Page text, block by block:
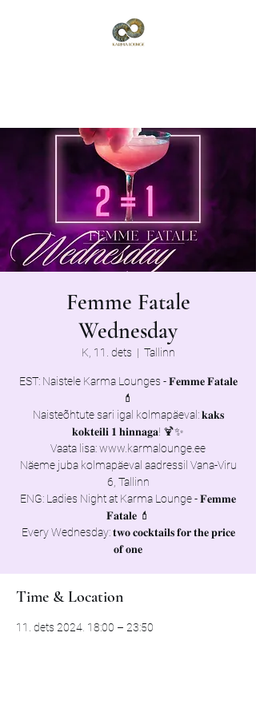
Femme Fatale
Wednesday
K, 11. dets
  |
Tallinn
EST: Naistele Karma Lounges - 𝐅𝐞𝐦𝐦𝐞 𝐅𝐚𝐭𝐚𝐥𝐞
💄
Naisteõhtute sari igal kolmapäeval: 𝐤𝐚𝐤𝐬
𝐤𝐨𝐤𝐭𝐞𝐢𝐥𝐢 𝟏 𝐡𝐢𝐧𝐧𝐚𝐠𝐚! 🍹✨
Vaata lisa: www.karmalounge.ee
Näeme juba kolmapäeval aadressil Vana-Viru
6, Tallinn
ENG: Ladies Night at Karma Lounge - 𝐅𝐞𝐦𝐦𝐞
𝐅𝐚𝐭𝐚𝐥𝐞 💄
Every Wednesday: 𝐭𝐰𝐨 𝐜𝐨𝐜𝐤𝐭𝐚𝐢𝐥𝐬 𝐟𝐨𝐫 𝐭𝐡𝐞 𝐩𝐫𝐢𝐜𝐞
Time & Location
11. dets 2024, 18:00 – 23:50